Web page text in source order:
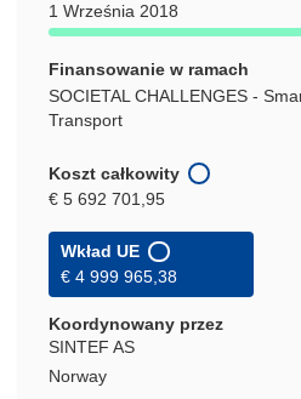
1 Września 2018
Finansowanie w ramach
SOCIETAL CHALLENGES -
Transport
Koszt całkowity
€ 5 692 701,95
Wkład UE
€ 4 999 965,38
Koordynowany przez
SINTEF AS
Norway